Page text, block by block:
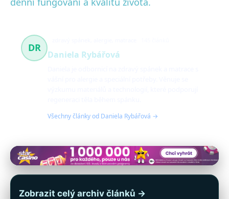
DR
Daniela Rybářová
Všechny články od Daniela Rybářová →
Zobrazit celý archiv článků →